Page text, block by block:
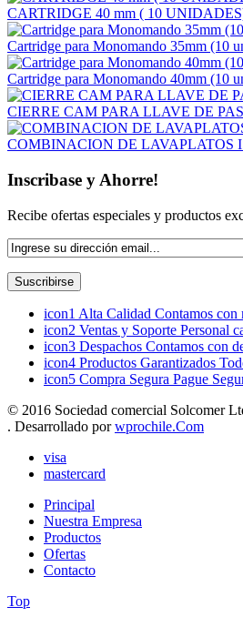
CARTRIDGE 40 mm ( 10
Cartridge para Monomando 35mm (10
Cartridge para Monomando 40mm (10
CIERRE CAM PARA LLAVE DE
COMBINACION DE LAVAPLATOS
Inscribase y Ahorre!
Recibe ofertas especiales y productos
icon1 Alta Calidad Contamos con
icon2 Ventas y Soporte Personal
icon3 Despachos Contamos con
icon4 Productos Garantizados
icon5 Compra Segura Pague
© 2016 Sociedad comercial Solcomer
. Desarrollado porwprochile.Com
visa
mastercard
Principal
Nuestra Empresa
Productos
Ofertas
Contacto
Top